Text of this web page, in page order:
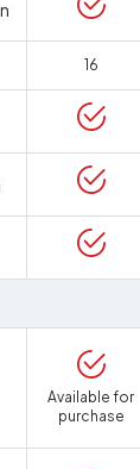
16
Available for
purchase